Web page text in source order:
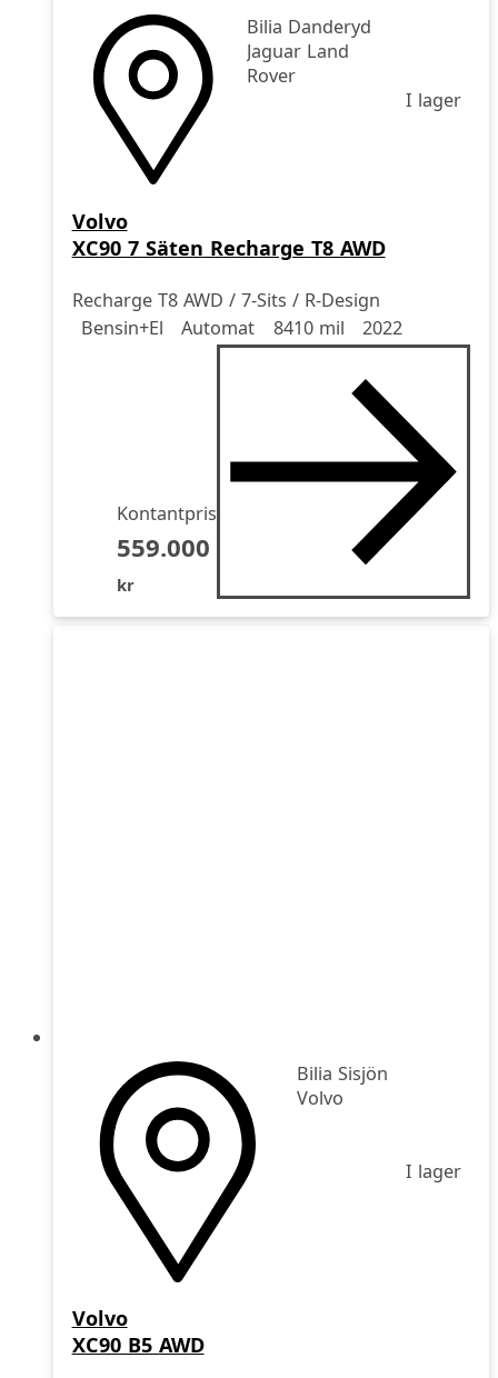
Bilia Danderyd
Jaguar Land
Rover
I lager
Volvo
XC90 7 Säten Recharge T8 AWD
Recharge T8 AWD / 7-Sits / R-Design
Drivmedel
Bensin+El
Drivmedel Automat
Miltal 8410 mil
årsmodell 2022
Kontantpris
559.000
kr
Bilia Sisjön
Volvo
I lager
Volvo
XC90 B5 AWD